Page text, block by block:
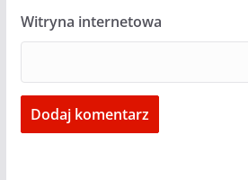
Witryna internetowa